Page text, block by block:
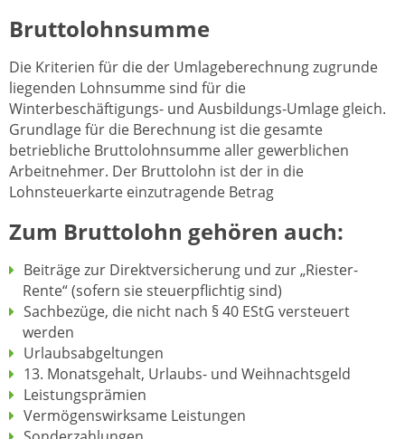
Bruttolohnsumme
Die Kriterien für die der Umlageberechnung zugrunde
liegenden Lohnsumme sind für die
Winterbeschäftigungs- und Ausbildungs-Umlage gleich.
Grundlage für die Berechnung ist die gesamte
betriebliche Bruttolohnsumme aller gewerblichen
Arbeitnehmer. Der Bruttolohn ist der in die
Lohnsteuerkarte einzutragende Betrag
Zum Bruttolohn gehören auch:
Beiträge zur Direktversicherung und zur „Riester-
Rente“ (sofern sie steuerpflichtig sind)
Sachbezüge, die nicht nach § 40 EStG versteuert
werden
Urlaubsabgeltungen
13. Monatsgehalt, Urlaubs- und Weihnachtsgeld
Leistungsprämien
Vermögenswirksame Leistungen